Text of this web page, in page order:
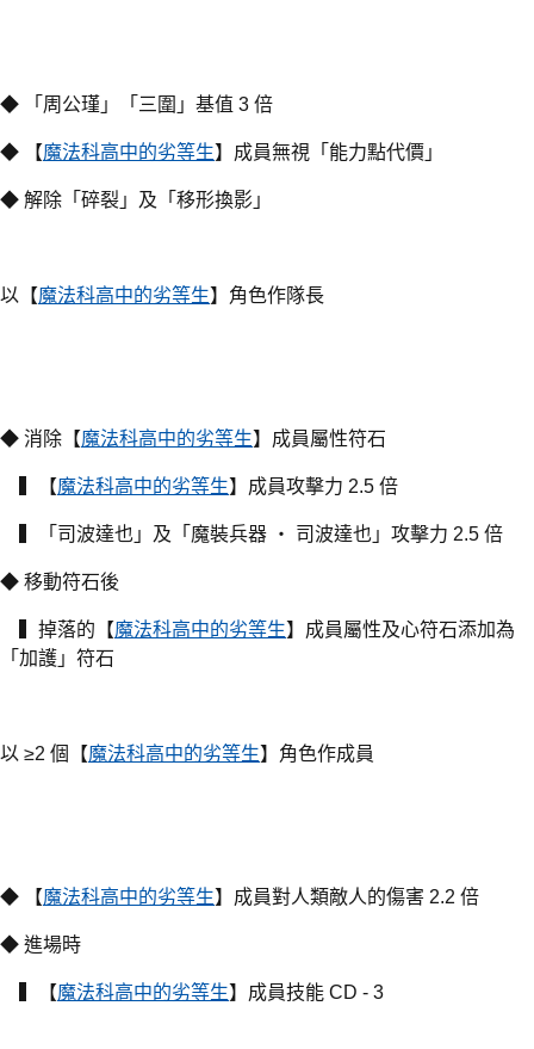
◆ 「周公瑾」「三圍」基值 3 倍
◆ 【魔法科高中的劣等生】成員無視「能力點代價」
◆ 解除「碎裂」及「移形換影」
以【魔法科高中的劣等生】角色作隊長
◆ 消除【魔法科高中的劣等生】成員屬性符石
▍【魔法科高中的劣等生】成員攻擊力 2.5 倍
▍「司波達也」及「魔裝兵器 ‧ 司波達也」攻擊力 2.5 倍
◆ 移動符石後
▍掉落的【魔法科高中的劣等生】成員屬性及心符石添加為
「加護」符石
以 ≥2 個【魔法科高中的劣等生】角色作成員
◆ 【魔法科高中的劣等生】成員對人類敵人的傷害 2.2 倍
◆ 進場時
▍【魔法科高中的劣等生】成員技能 CD - 3